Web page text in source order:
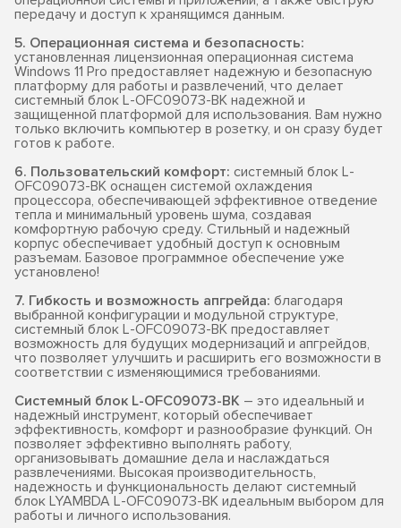
передачу и доступ к хранящимся данным.
5. Операционная система и безопасность:
установленная лицензионная операционная система
Windows 11 Pro предоставляет надежную и безопасную
платформу для работы и развлечений, что делает
системный блок L-OFC09073-BK надежной и
защищенной платформой для использования. Вам нужно
только включить компьютер в розетку, и он сразу будет
готов к работе.
6. Пользовательский комфорт: системный блок L-
OFC09073-BK оснащен системой охлаждения
процессора, обеспечивающей эффективное отведение
тепла и минимальный уровень шума, создавая
комфортную рабочую среду. Стильный и надежный
корпус обеспечивает удобный доступ к основным
разъемам. Базовое программное обеспечение уже
установлено!
7. Гибкость и возможность апгрейда: благодаря
выбранной конфигурации и модульной структуре,
системный блок L-OFC09073-BK предоставляет
возможность для будущих модернизаций и апгрейдов,
что позволяет улучшить и расширить его возможности в
соответствии с изменяющимися требованиями.
Системный блок L-OFC09073-BK – это идеальный и
надежный инструмент, который обеспечивает
эффективность, комфорт и разнообразие функций. Он
позволяет эффективно выполнять работу,
организовывать домашние дела и наслаждаться
развлечениями. Высокая производительность,
надежность и функциональность делают системный
блок LYAMBDA L-OFC09073-BK идеальным выбором для
работы и личного использования.